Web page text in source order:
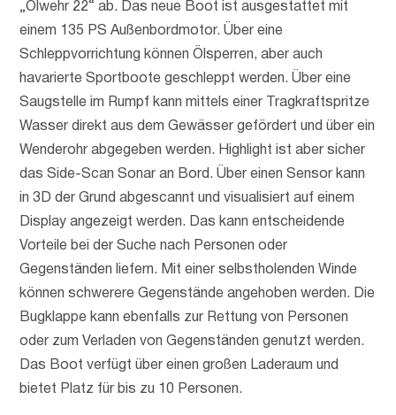
„Ölwehr 22“ ab. Das neue Boot ist ausgestattet mit
einem 135 PS Außenbordmotor. Über eine
Schleppvorrichtung können Ölsperren, aber auch
havarierte Sportboote geschleppt werden. Über eine
Saugstelle im Rumpf kann mittels einer Tragkraftspritze
Wasser direkt aus dem Gewässer gefördert und über ein
Wenderohr abgegeben werden. Highlight ist aber sicher
das Side-Scan Sonar an Bord. Über einen Sensor kann
in 3D der Grund abgescannt und visualisiert auf einem
Display angezeigt werden. Das kann entscheidende
Vorteile bei der Suche nach Personen oder
Gegenständen liefern. Mit einer selbstholenden Winde
können schwerere Gegenstände angehoben werden. Die
Bugklappe kann ebenfalls zur Rettung von Personen
oder zum Verladen von Gegenständen genutzt werden.
Das Boot verfügt über einen großen Laderaum und
bietet Platz für bis zu 10 Personen.